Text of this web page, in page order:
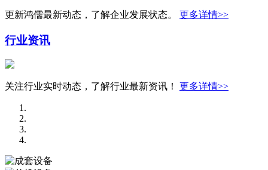
更新鸿儒最新动态，了解企业发展状态。 更多详情>>
行业资讯
关注行业实时动态，了解行业最新资讯！ 更多详情>>